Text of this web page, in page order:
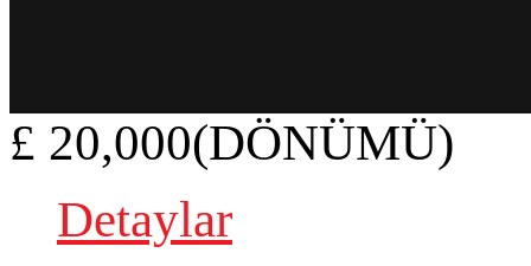
£ 20,000(DÖNÜMÜ)
Detaylar